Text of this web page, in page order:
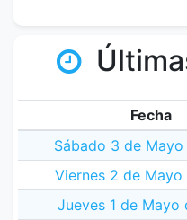
Fecha
Sábado 3 de
Viernes 2 de
Jueves 1 de Mayo